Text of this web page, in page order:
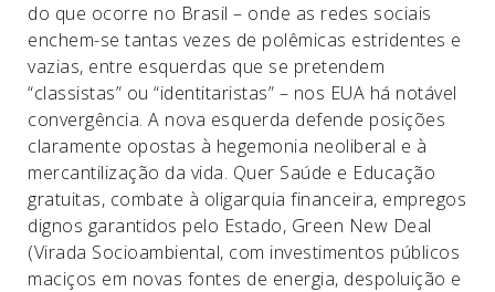
do que ocorre no Brasil – onde as redes sociais
enchem-se tantas vezes de polêmicas estridentes e
vazias, entre esquerdas que se pretendem
“classistas” ou “identitaristas” – nos EUA há notável
convergência. A nova esquerda defende posições
claramente opostas à hegemonia neoliberal e à
mercantilização da vida. Quer Saúde e Educação
gratuitas, combate à oligarquia financeira, empregos
dignos garantidos pelo Estado, Green New Deal
(Virada Socioambiental, com investimentos públicos
maciços em novas fontes de energia, despoluição e